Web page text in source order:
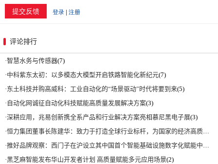
评论排行
·智慧水务与传感器(7)
·中科紫东太初：以多模态大模型开启铁路智能化新纪元(7)
·东土科技并购高威科：工业自动化的“场景驱动”时代将要到来(5)
· 自动化网诚征自动化科技赋能高质量发展解决方案(3)
·深耕应用，兆易创新携全系产品和行业解决方案亮相慕尼黑电子展(3)
·恒力集团董事长陈建华：致力于打造全球行业标杆，为国家的经济高质量发展贡献更大力量|上海电气集团党委书记、董事长吴磊来访
·推好品牌观察：西门子在沪设立其中国首个智能基础设施数字化赋能中心
·黑芝麻智能发布华山开发者计划 高质量赋能多元应用场景(2)